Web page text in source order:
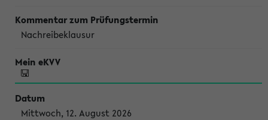
Nachreibeklausur
Mittwoch, 12. August 2026